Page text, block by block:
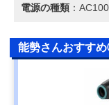
電源の種類 ：
能勢さんおすす